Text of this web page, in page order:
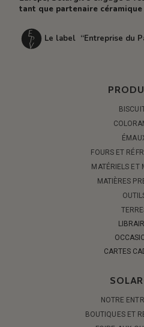
tant que partenaire céramique
Le label “Entreprise du
FOURS ET
MATÉRIELS ET
MATIÈRES
CARTES
NOTRE
BOUTIQUES ET